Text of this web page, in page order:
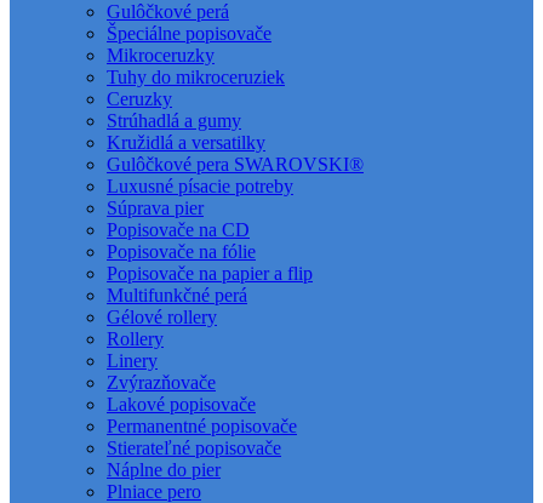
Gulôčkové perá
Špeciálne popisovače
Mikroceruzky
Tuhy do mikroceruziek
Ceruzky
Strúhadlá a gumy
Kružidlá a versatilky
Gulôčkové pera SWAROVSKI®
Luxusné písacie potreby
Súprava pier
Popisovače na CD
Popisovače na fólie
Popisovače na papier a flip
Multifunkčné perá
Gélové rollery
Rollery
Linery
Zvýrazňovače
Lakové popisovače
Permanentné popisovače
Stierateľné popisovače
Náplne do pier
Plniace pero